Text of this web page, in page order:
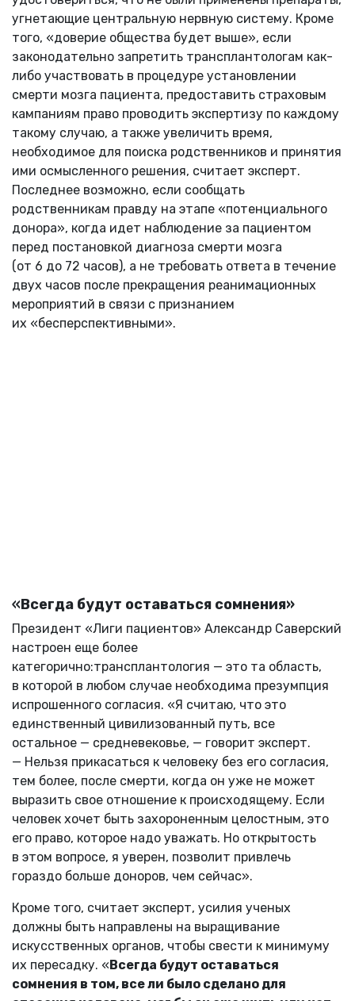
угнетающие центральную нервную систему. Кроме
того, «доверие общества будет выше», если
законодательно запретить трансплантологам как-
либо участвовать в процедуре установлении
смерти мозга пациента, предоставить страховым
кампаниям право проводить экспертизу по каждому
такому случаю, а также увеличить время,
необходимое для поиска родственников и принятия
ими осмысленного решения, считает эксперт.
Последнее возможно, если сообщать
родственникам правду на этапе «потенциального
донора», когда идет наблюдение за пациентом
перед постановкой диагноза смерти мозга
(от 6 до 72 часов), а не требовать ответа в течение
двух часов после прекращения реанимационных
мероприятий в связи с признанием
их «бесперспективными».
«Всегда будут оставаться сомнения»
Президент «Лиги пациентов» Александр Саверский
настроен еще более
категорично:трансплантология — это та область,
в которой в любом случае необходима презумпция
испрошенного согласия. «Я считаю, что это
единственный цивилизованный путь, все
остальное — средневековье, — говорит эксперт.
— Нельзя прикасаться к человеку без его согласия,
тем более, после смерти, когда он уже не может
выразить свое отношение к происходящему. Если
человек хочет быть захороненным целостным, это
его право, которое надо уважать. Но открытость
в этом вопросе, я уверен, позволит привлечь
гораздо больше доноров, чем сейчас».
Кроме того, считает эксперт, усилия ученых
должны быть направлены на выращивание
искусственных органов, чтобы свести к минимуму
их пересадку. «Всегда будут оставаться
сомнения в том, все ли было сделано для